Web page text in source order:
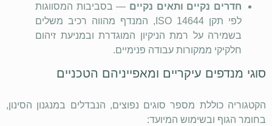
חדרים נקיים ותאים נקיים — בסביבות המסווגות
לפי תקן ISO 14644 , המנדף מהווה רכיב משלים
בשמירה על רמת הניקיון המוגדרת ובמניעת זיהום
חלקיקי ממקורות עבודה פנימיים.
סוגי מנדפים עיקריים ומאפייניהם הטכניים
הקטגוריה כוללת מספר סוגים נפוצים, הנבדלים במנגנון הסינון,
בחומר הגוף ובשימוש המיועד: